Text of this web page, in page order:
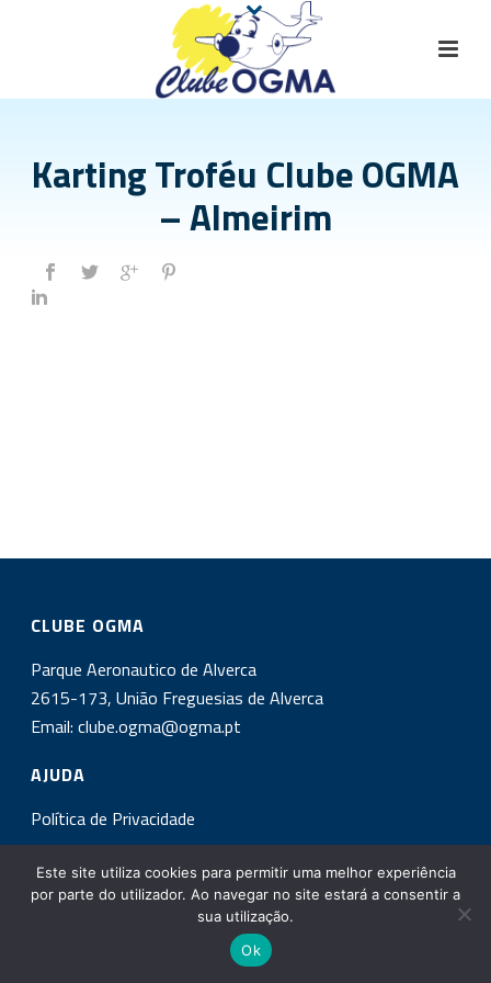
Karting Troféu Clube OGMA
– Almeirim
CLUBE OGMA
Parque Aeronautico de Alverca
2615-173, União Freguesias de Alverca
Email:clube.ogma@ogma.pt
AJUDA
Política de Privacidade
INSCREVA-SE NA NOSSA NEWSLETTER!
Copyright All Rights Reserved © 2017
Este site utiliza cookies para permitir uma melhor experiência
por parte do utilizador. Ao navegar no site estará a consentir a
sua utilização.
Ok